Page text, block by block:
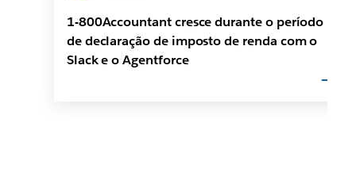
1-800Accountant cresce durante o período
de declaração de imposto de renda com o
Slack e o Agentforce